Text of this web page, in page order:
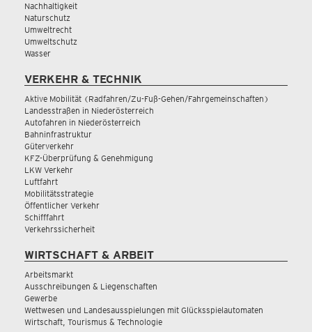
Nachhaltigkeit
Naturschutz
Umweltrecht
Umweltschutz
Wasser
VERKEHR & TECHNIK
Aktive Mobilität (Radfahren/Zu-Fuß-Gehen/Fahrgemeinschaften)
Landesstraßen in Niederösterreich
Autofahren in Niederösterreich
Bahninfrastruktur
Güterverkehr
KFZ-Überprüfung & Genehmigung
LKW Verkehr
Luftfahrt
Mobilitätsstrategie
Öffentlicher Verkehr
Schifffahrt
Verkehrssicherheit
WIRTSCHAFT & ARBEIT
Arbeitsmarkt
Ausschreibungen & Liegenschaften
Gewerbe
Wettwesen und Landesausspielungen mit Glücksspielautomaten
Wirtschaft, Tourismus & Technologie